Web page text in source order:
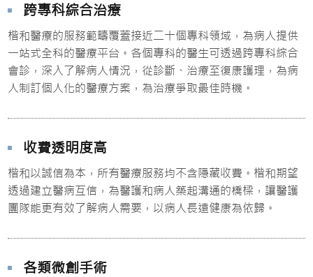
跨專科綜合治療
楷和醫療的服務範疇覆蓋接近二十個專科領域，為病人提供
一站式全科的醫療平台。各個專科的醫生可透過跨專科綜合
會診，深入了解病人情況，從診斷、治療至復康護理，為病
人制訂個人化的醫療方案，為治療爭取最佳時機。
收費透明度高
楷和以誠信為本，所有醫療服務均不含隱藏收費。楷和期望
透過建立醫病互信，為醫護和病人築起溝通的橋樑，讓醫護
團隊能更有效了解病人需要，以病人長遠健康為依歸。
各類微創手術